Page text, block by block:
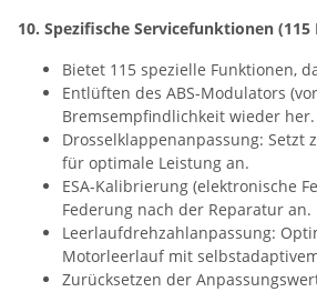
10. Spezifische Servicefunktionen
Bietet 115 spezielle Funktionen,
Entlüften des ABS-Modulators
Bremsempfindlichkeit wieder her.
Drosselklappenanpassung: Setzt
für optimale Leistung an.
ESA-Kalibrierung (elektronische
Federung nach der Reparatur an.
Leerlaufdrehzahlanpassung:
Motorleerlauf mit
Zurücksetzen der